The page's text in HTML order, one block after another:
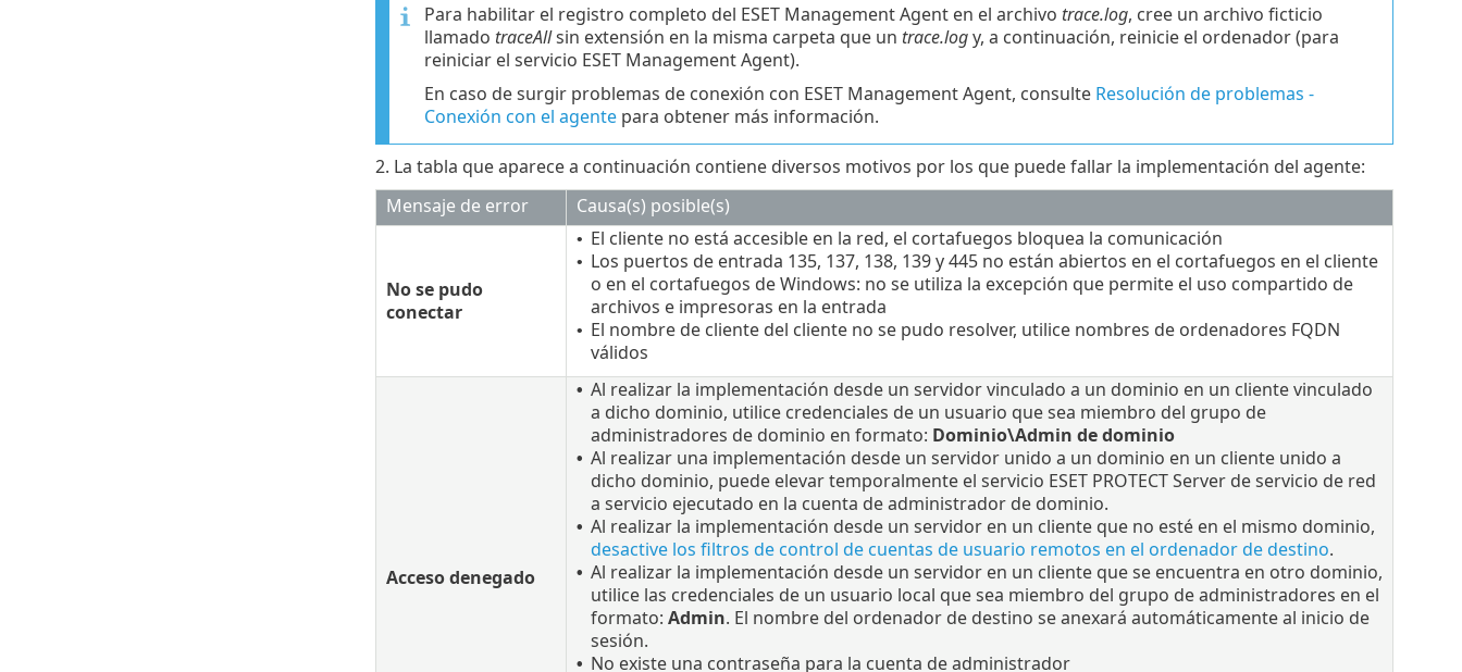
Para habilitar el registro completo del ESET Management Agent en el archivo trace.log, cree un archivo ficticio
llamado traceAllsin extensión en la misma carpeta que un trace.logy, a continuación, reinicie el ordenador (para
reiniciar el servicio ESET Management Agent).
En caso de surgir problemas de conexión con ESET Management Agent, consulte Resolución de problemas -
Conexión con el agentepara obtener más información.
2. La tabla que aparece a continuación contiene diversos motivos por los que puede fallar la implementación del agente:
Mensaje de error
Causa(s) posible(s)
No se pudo
conectar
• El cliente no está accesible en la red, el cortafuegos bloquea la comunicación
• Los puertos de entrada 135, 137, 138, 139 y 445 no están abiertos en el cortafuegos en el cliente
o en el cortafuegos de Windows: no se utiliza la excepción que permite el uso compartido de
archivos e impresoras en la entrada
• El nombre de cliente del cliente no se pudo resolver, utilice nombres de ordenadores FQDN
válidos
Acceso denegado
• Al realizar la implementación desde un servidor vinculado a un dominio en un cliente vinculado
a dicho dominio, utilice credenciales de un usuario que sea miembro del grupo de
administradores de dominio en formato: Dominio\Admin de dominio
• Al realizar una implementación desde un servidor unido a un dominio en un cliente unido a
dicho dominio, puede elevar temporalmente el servicio ESET PROTECT Server de servicio de red
a servicio ejecutado en la cuenta de administrador de dominio.
• Al realizar la implementación desde un servidor en un cliente que no esté en el mismo dominio,
desactive los filtros de control de cuentas de usuario remotos en el ordenador de destino.
• Al realizar la implementación desde un servidor en un cliente que se encuentra en otro dominio,
utilice las credenciales de un usuario local que sea miembro del grupo de administradores en el
formato: Admin. El nombre del ordenador de destino se anexará automáticamente al inicio de
sesión.
• No existe una contraseña para la cuenta de administrador